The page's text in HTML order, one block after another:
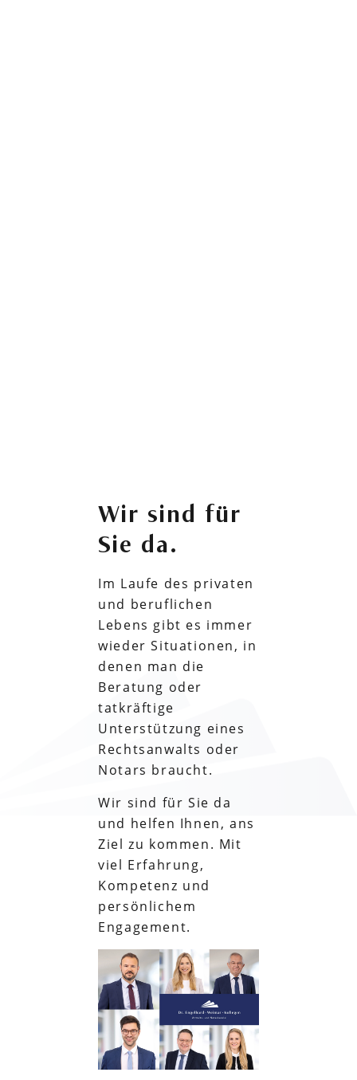
Wir sind für
Sie da.
Im Laufe des privaten
und beruflichen
Lebens gibt es immer
wieder Situationen, in
denen man die
Beratung oder
tatkräftige
Unterstützung eines
Rechtsanwalts oder
Notars braucht.
Wir sind für Sie da
und helfen Ihnen, ans
Ziel zu kommen. Mit
viel Erfahrung,
Kompetenz und
persönlichem
Engagement.